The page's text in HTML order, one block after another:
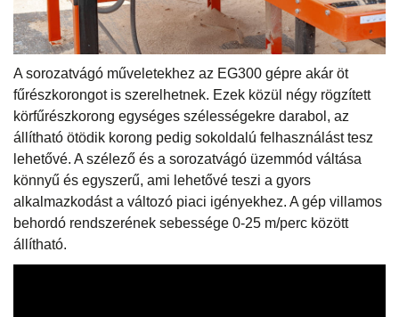
A sorozatvágó műveletekhez az EG300 gépre akár öt
fűrészkorongot is szerelhetnek. Ezek közül négy rögzített
körfűrészkorong egységes szélességekre darabol, az
állítható ötödik korong pedig sokoldalú felhasználást tesz
lehetővé. A szélező és a sorozatvágó üzemmód váltása
könnyű és egyszerű, ami lehetővé teszi a gyors
alkalmazkodást a változó piaci igényekhez. A gép villamos
behordó rendszerének sebessége 0-25 m/perc között
állítható.